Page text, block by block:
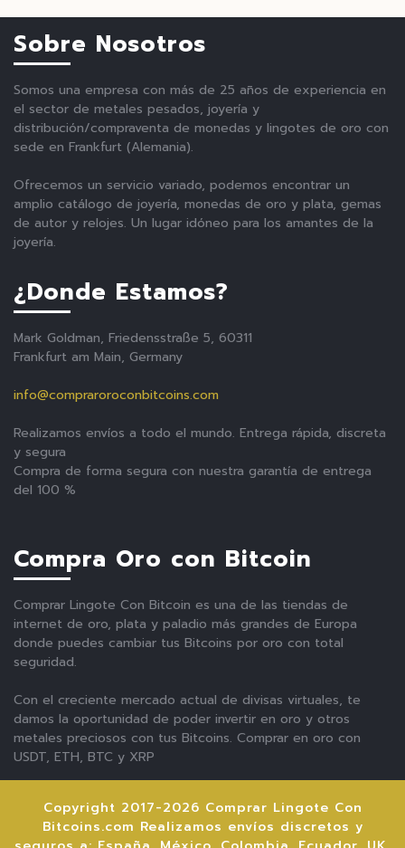
Sobre Nosotros
Somos una empresa con más de 25 años de experiencia en
el sector de metales pesados, joyería y
distribución/compraventa de monedas y lingotes de oro con
sede en Frankfurt (Alemania).
Ofrecemos un servicio variado, podemos encontrar un
amplio catálogo de joyería, monedas de oro y plata, gemas
de autor y relojes. Un lugar idóneo para los amantes de la
joyería.
¿Donde Estamos?
Mark Goldman, Friedensstraße 5, 60311
Frankfurt am Main, Germany
info@compraroroconbitcoins.com
Realizamos envíos a todo el mundo. Entrega rápida, discreta
y segura
Compra de forma segura con nuestra garantía de entrega
del 100 %
Compra Oro con Bitcoin
Comprar Lingote Con Bitcoin es una de las tiendas de
internet de oro, plata y paladio más grandes de Europa
donde puedes cambiar tus Bitcoins por oro con total
seguridad.
Con el creciente mercado actual de divisas virtuales, te
damos la oportunidad de poder invertir en oro y otros
metales preciosos con tus Bitcoins. Comprar en oro con
USDT, ETH, BTC y XRP
Copyright 2017-2026 Comprar Lingote Con
Bitcoins.com Realizamos envíos discretos y